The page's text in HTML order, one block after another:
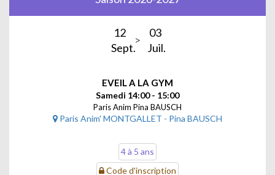
12
Sept.
03
Juil.
EVEIL A LA GYM
Samedi 14:00 - 15:00
Paris Anim Pina BAUSCH
Paris Anim' MONTGALLET - Pina BAUSCH
4 à 5 ans
Code d'inscription